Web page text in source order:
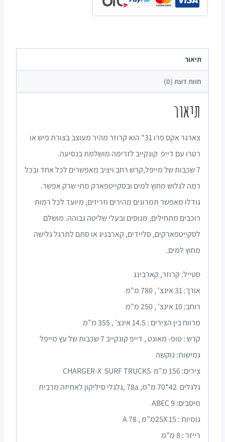
תיאור
חוות דעת (0)
תיאור
צארגר אקס פרו 31" הוא קרוזר מהיר מעוצב בצורת פיש או
רטרו עם דייפ קונקייב לזרימה מושלמת בנסיעה.
7 שכבות של מייפל,קרש רחב ויציב מאפשרים לכל אחד ובכל
רמה לגלוש מחוץ למים ובסקייטפארק מתי שרק אפשר.
גודלו מאפשר תמרונים מהירים וזריזים, מיועד לכל רמות
רוכבים מתחילים, מנוסים ובעלי שליטה גבוהה. מושלם
לסקייטפארקים, סליידים, קארבניג או סתם לתרגל גלישה
מחוץ למים.
סטייל: קרוזר, קארבינג
אורך: 31 אינצ’ , 780 מ”מ
רוחב: 10 אינצ’ , 250 מ”מ
מרווח בין הצירים : 14.5 אינצ’ , 355 מ”מ
קרש : טופ- מאונט , דייפ קונקייב 7 שכבות של עץ מייפל
גמישות: נוקשה
צירים: 156 מ”מ CHARGER-X SURF TRUCKS
גלגלים 42*70 מ”מ, 78a ,גלגלי סיליקון לאחיזה מרבית
מיסבים: 9 ABEC
גומיות : 15 25Xמ”מ , 78 A
רייזר : 8 מ”מ